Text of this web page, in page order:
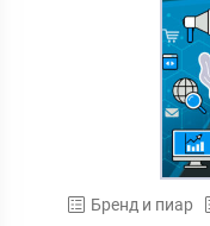
Бренд и пиар